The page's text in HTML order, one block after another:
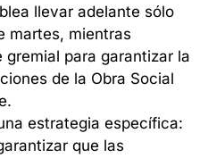
llevar adelante sólo
martes, mientras
para garantizar la
de la Obra Social
estrategia específica:
que las